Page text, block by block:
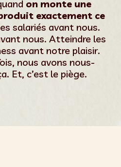
on monte une
exactement ce
salariés avant nous.
nous. Atteindre les
avant notre plaisir.
nous avons nous-
Et, c’est le piège.